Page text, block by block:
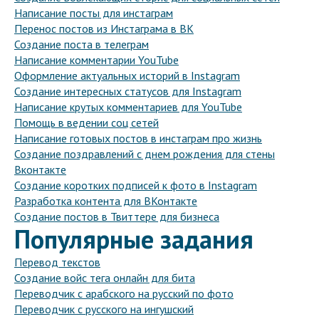
Написание посты для инстаграм
Перенос постов из Инстаграма в ВК
Создание поста в телеграм
Написание комментарии YouTube
Оформление актуальных историй в Instagram
Создание интересных статусов для Instagram
Написание крутых комментариев для YouTube
Помощь в ведении соц сетей
Написание готовых постов в инстаграм про жизнь
Создание поздравлений с днем рождения для стены
Вконтакте
Создание коротких подписей к фото в Instagram
Разработка контента для ВКонтакте
Создание постов в Твиттере для бизнеса
Популярные задания
Перевод текстов
Создание войс тега онлайн для бита
Переводчик с арабского на русский по фото
Переводчик с русского на ингушский